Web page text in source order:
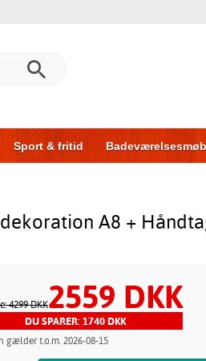
Sport & fritid
A8 +
4299 DKK2559 DKK
DU SPARER: 1740 DKK
gælder t.o.m. 2026-08-15